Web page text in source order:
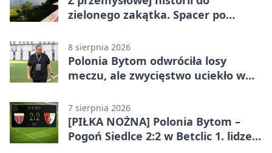
zielonego zakątka. Spacer po
8 sierpnia 2026
Polonia Bytom odwróciła losy
meczu, ale zwycięstwo uciekło w
7 sierpnia 2026
[PIŁKA NOŻNA] Polonia Bytom –
Pogoń Siedlce 2:2 w Betclic 1. lidze.